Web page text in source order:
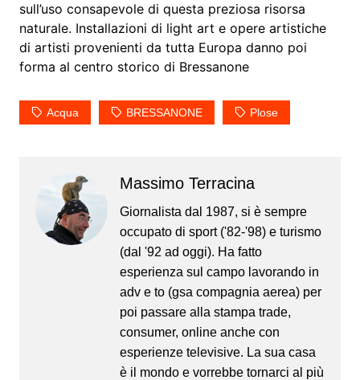
sull’uso consapevole di questa preziosa risorsa
naturale. Installazioni di light art e opere artistiche
di artisti provenienti da tutta Europa danno poi
forma al centro storico di Bressanone
Acqua BRESSANONE Plose
Massimo Terracina
Giornalista dal 1987, si è sempre
occupato di sport ('82-'98) e turismo
(dal '92 ad oggi). Ha fatto
esperienza sul campo lavorando in
adv e to (gsa compagnia aerea) per
poi passare alla stampa trade,
consumer, online anche con
esperienze televisive. La sua casa
è il mondo e vorrebbe tornarci al più